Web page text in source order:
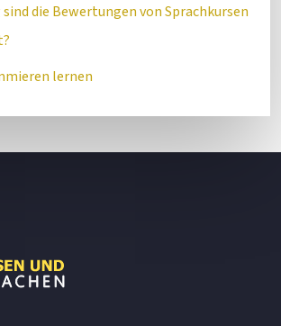
die Bewertungen von Sprachkursen
lernen